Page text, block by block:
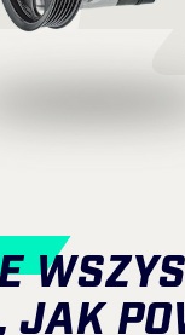
JAK